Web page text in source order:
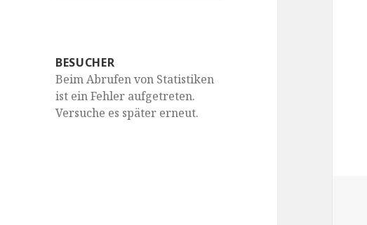
BESUCHER
Beim Abrufen von Statistiken
ist ein Fehler aufgetreten.
Versuche es später erneut.